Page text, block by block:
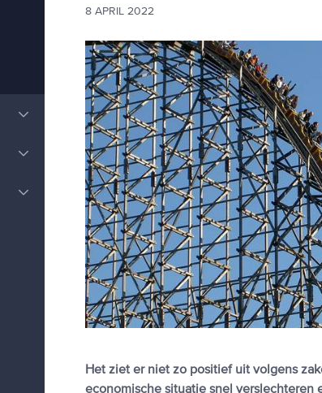
8 APRIL 2022
Het ziet er niet zo positief uit volgens
economische situatie snel verslechteren